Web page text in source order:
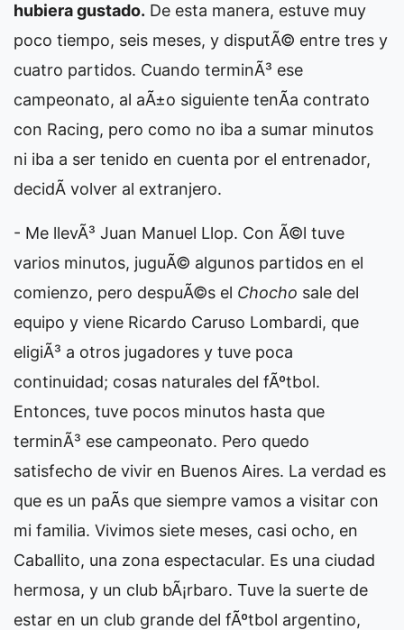
hubiera gustado. De esta manera, estuve muy
poco tiempo, seis meses, y disputÃ© entre tres y
cuatro partidos. Cuando terminÃ³ ese
campeonato, al aÃ±o siguiente tenÃ­a contrato
con Racing, pero como no iba a sumar minutos
ni iba a ser tenido en cuenta por el entrenador,
decidÃ­ volver al extranjero.
- Me llevÃ³ Juan Manuel Llop. Con Ã©l tuve
varios minutos, juguÃ© algunos partidos en el
comienzo, pero despuÃ©s el Chocho sale del
equipo y viene Ricardo Caruso Lombardi, que
eligiÃ³ a otros jugadores y tuve poca
continuidad; cosas naturales del fÃºtbol.
Entonces, tuve pocos minutos hasta que
terminÃ³ ese campeonato. Pero quedo
satisfecho de vivir en Buenos Aires. La verdad es
que es un paÃ­s que siempre vamos a visitar con
mi familia. Vivimos siete meses, casi ocho, en
Caballito, una zona espectacular. Es una ciudad
hermosa, y un club bÃ¡rbaro. Tuve la suerte de
estar en un club grande del fÃºtbol argentino,